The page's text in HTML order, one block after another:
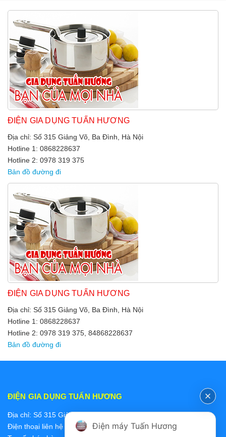
ĐIỆN GIA DỤNG TUẤN HƯƠNG
Địa chỉ: Số 315 Giảng Võ, Ba Đình, Hà Nội
Hotline 1: 0868228637
Hotline 2: 0978 319 375
Bản đồ đường đi
ĐIỆN GIA DỤNG TUẤN HƯƠNG
Địa chỉ: Số 315 Giảng Võ, Ba Đình, Hà Nội
Hotline 1: 0868228637
Hotline 2: 0978 319 375, 84868228637
Bản đồ đường đi
ĐIỆN GIA DỤNG TUẤN HƯƠNG
Địa chỉ: Số 315 Giảng Võ, Ba Đình, Hà Nội
Điện thoại liên hệ các bộ phận:Điện máy Tuấn Hương